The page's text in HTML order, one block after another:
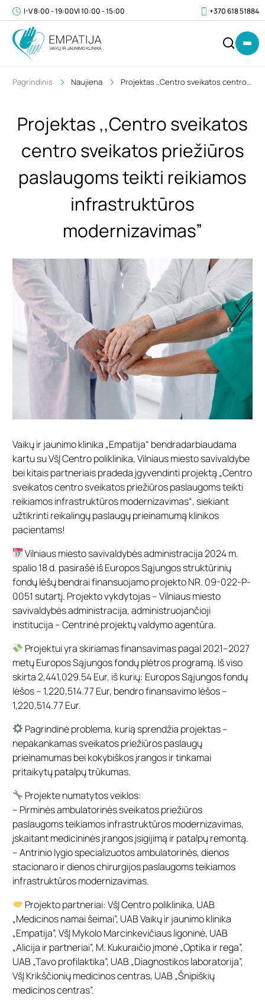
I-V 8:00 - 19:00VI 10:00 - 15:00 +370 618 51884
IŠ
VISO
PVM)
Pagrindinis Naujiena
Projektas ,,Centro sveikatos centro
modernizavimas”
Projektas ,,Centro sveikatos
centro sveikatos priežiūros
paslaugoms teikti reikiamos
infrastruktūros
modernizavimas”
Vaikų ir jaunimo klinika „Empatija“ bendradarbiaudama
kartu su VšĮ Centro poliklinika, Vilniaus miesto savivaldybe
bei kitais partneriais pradeda įgyvendinti projektą „Centro
sveikatos centro sveikatos priežiūros paslaugoms teikti
reikiamos infrastruktūros modernizavimas“, siekiant
užtikrinti reikalingų paslaugų prieinamumą klinikos
pacientams!
Vilniaus miesto savivaldybės administracija 2024 m.
spalio 18 d. pasirašė iš Europos Sąjungos struktūrinių
fondų lėšų bendrai finansuojamo projekto NR. 09-022-P-
0051 sutartį. Projekto vykdytojas – Vilniaus miesto
savivaldybės administracija, administruojančioji
institucija – Centrinė projektų valdymo agentūra.
Projektui yra skiriamas finansavimas pagal 2021–2027
metų Europos Sąjungos fondų plėtros programą. Iš viso
skirta 2,441,029.54 Eur, iš kurių: Europos Sąjungos fondų
lėšos – 1,220,514.77 Eur, bendro finansavimo lėšos –
1,220,514.77 Eur.
Pagrindinė problema, kurią sprendžia projektas –
nepakankamas sveikatos priežiūros paslaugų
prieinamumas bei kokybiškos įrangos ir tinkamai
pritaikytų patalpų trūkumas.
Projekte numatytos veiklos:
– Pirminės ambulatorinės sveikatos priežiūros
paslaugoms teikiamos infrastruktūros modernizavimas,
įskaitant medicininės įrangos įsigijimą ir patalpų remontą.
– Antrinio lygio specializuotos ambulatorinės, dienos
stacionaro ir dienos chirurgijos paslaugoms teikiamos
infrastruktūros modernizavimas.
Projekto partneriai: VšĮ Centro poliklinika, UAB
„Medicinos namai šeimai”, UAB Vaikų ir jaunimo klinika
„Empatija”, VšĮ Mykolo Marcinkevičiaus ligoninė, UAB
„Alicija ir partneriai”, M. Kukuraičio įmonė „Optika ir rega”,
UAB „Tavo profilaktika”, UAB „Diagnostikos laboratorija”,
VšĮ Krikščionių medicinos centras, UAB „Šnipiškių
medicinos centras”.